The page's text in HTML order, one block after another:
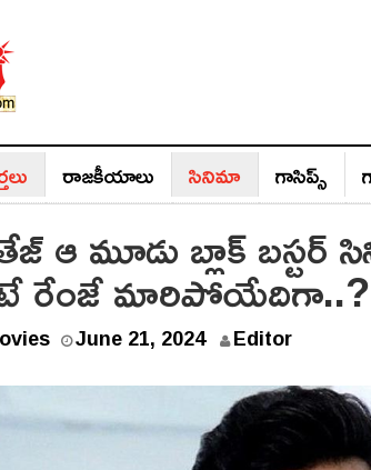
రాజ‌కీయాలు సినిమా గాసిప్స్‌
ఆ మూడు బ్లాక్ బస్టర్
రేంజే
June 21, 2024 Editor